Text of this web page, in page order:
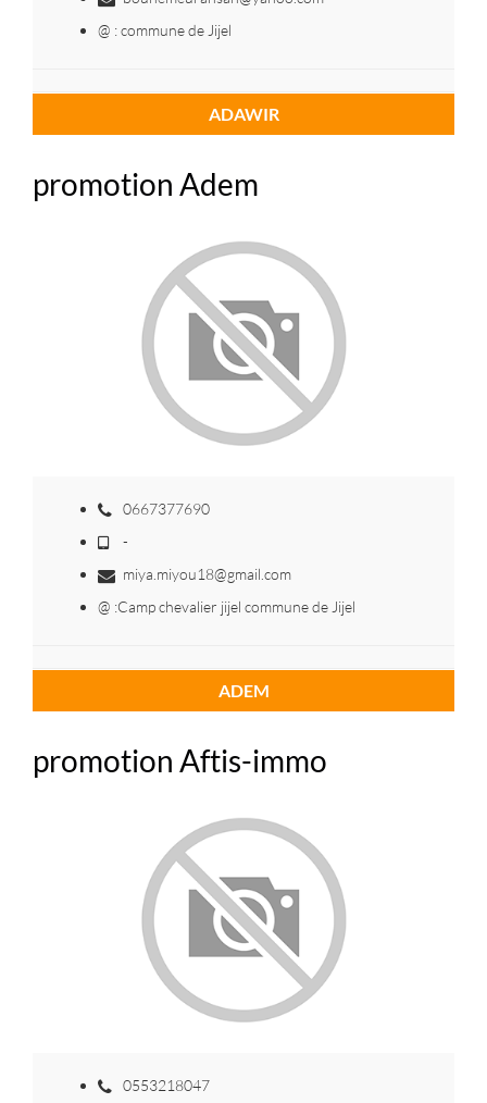
@ : commune de Jijel
ADAWIR
promotion Adem
0667377690
-
miya.miyou18@gmail.com
@ :Camp chevalier jijel commune de Jijel
ADEM
promotion Aftis-immo
0553218047